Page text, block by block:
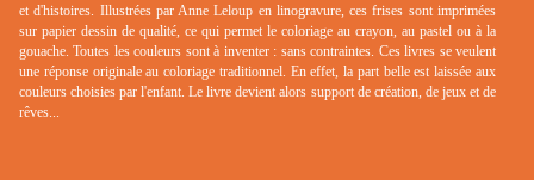
et d'histoires. Illustrées par Anne Leloup en linogravure, ces frises sont imprimées
sur papier dessin de qualité, ce qui permet le coloriage au crayon, au pastel ou à la
gouache. Toutes les couleurs sont à inventer : sans contraintes. Ces livres se veulent
une réponse originale au coloriage traditionnel. En effet, la part belle est laissée aux
couleurs choisies par l'enfant. Le livre devient alors support de création, de jeux et de
rêves...